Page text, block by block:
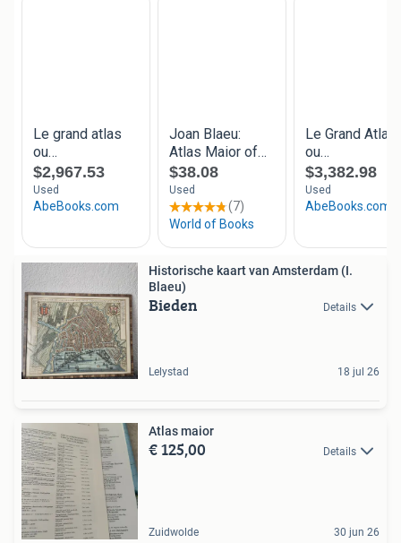
Historische kaart van Amsterdam (I.
Blaeu)
Bieden Details
Lelystad 18 jul 26
Atlas maior
€ 125,00 Details
Zuidwolde 30 jun 26